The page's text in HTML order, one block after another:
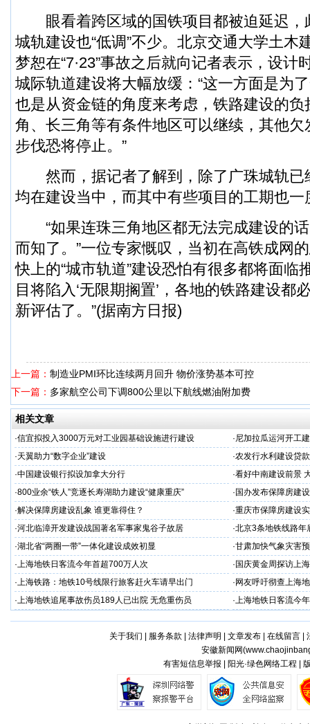
眼看着跨区域的国铁项目都被迫延迟，
城轨建设也“低调”不少。北京交通大学土木
梦恕在“7·23”事故之后就向记者表示，设计
城际轨道建设将大幅放缓：“这一方面是为
也是从资金链的角度来考虑，铁路建设的
角、长三角等有条件地区可以继续，其他
步伐恐将停止。”
然而，据记者了解到，除了广珠城轨已
均在建设当中，而其中有些项目的工期也一
“如果连珠三角地区都无法完成建设的话
而知了。”一位专家慨叹，当初在高铁成网
快上的“城市轨道”建设恐怕有很多都将面临
目将陷入‘无限期搁置’，各地的铁路建设都
新评估了。”(据南方日报)
上一篇： 制造业PMI环比连续两月回升 物价涨势基本可控
下一篇： 多家航空公司下调800公里以下航线燃油附加费
相关文章
·信宜拟投入3000万元对工业园基础设施进行建设 ·尼加拉瓜运河开工
·天翼助力“数字企业”建设 ·农发行水利建设贷
·中国建设银行拟设加拿大分行 ·看好中南建设前景
·800业余“铁人”竞逐长寿湖助力建设“健康重庆” · 国办发布保障房建
·解决保障房建设乱象 谁更靠得住？ ·重庆市保障房建设
·河北临漳开发建设战国著名军事家鬼谷子故居 ·北京3条地铁线路年
·湖北省“两圈一带”一体化建设成效初显 ·甘肃加快气象灾害
·上海地铁日客流今年首超700万人次 · 国庆黄金周探访上
·上海铁路：地铁10号线限行旅客赶火车请早出门 · 网友呼吁彻查上海
·上海地铁追尾事故伤员189人已出院 无危重伤员 ·上海地铁日客流今
关于我们 服务条款 法律声明 文章发布| 在线留言|
安徽新闻网(
有害短信息举报 | 阳光·绿色网络工程 |